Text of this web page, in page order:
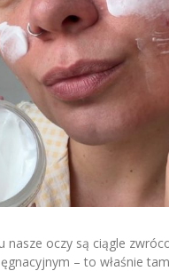
nasze oczy są ciągle
– to właśnie